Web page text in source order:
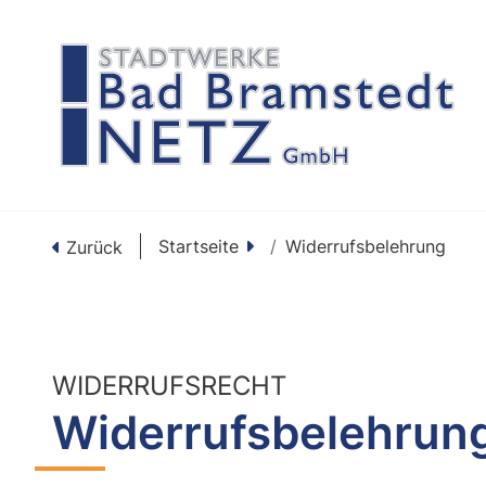
Zurück Startseite Widerrufsbelehrung
WIDERRUFSRECHT